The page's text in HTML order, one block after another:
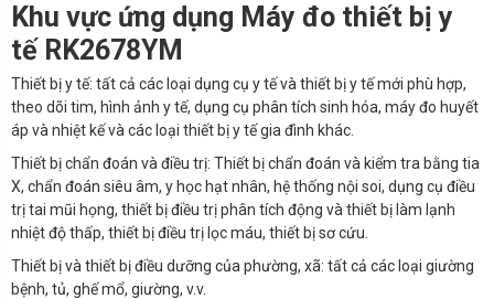
Khu vực ứng dụng Máy đo thiết bị y
tế RK2678YM
Thiết bị y tế: tất cả các loại dụng cụ y tế và thiết bị y tế mới phù hợp,
theo dõi tim, hình ảnh y tế, dụng cụ phân tích sinh hóa, máy đo huyết
áp và nhiệt kế và các loại thiết bị y tế gia đình khác.
Thiết bị chẩn đoán và điều trị: Thiết bị chẩn đoán và kiểm tra bằng tia
X, chẩn đoán siêu âm, y học hạt nhân, hệ thống nội soi, dụng cụ điều
trị tai mũi họng, thiết bị điều trị phân tích động và thiết bị làm lạnh
nhiệt độ thấp, thiết bị điều trị lọc máu, thiết bị sơ cứu.
Thiết bị và thiết bị điều dưỡng của phường, xã: tất cả các loại giường
bệnh, tủ, ghế mổ, giường, v.v.